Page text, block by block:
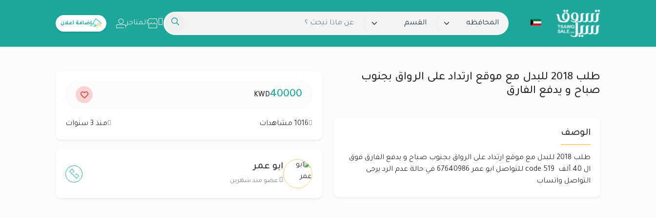
المتاجر إضافة اعلان
طلب 2018 للبدل مع موقع ارتداد على الرواق بجنوب
صباح و يدفع الفارق
الوصف
طلب 2018 للبدل مع موقع ارتداد على الرواق بجنوب صباح و يدفع الفارق فوق
ال 40 ألف code 519 للتواصل ابو عمر 67640986 في حالة عدم الرد يرجى
التواصل واتساب
40000
KWD
1016 مشاهدات منذ 3 سنوات
ابو عمر
عضو منذ شهرين